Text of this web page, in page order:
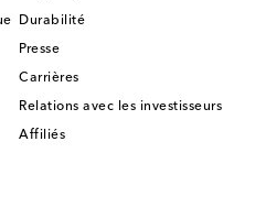
Durabilité
Presse
Carrières
Relations avec les investisseurs
Affiliés